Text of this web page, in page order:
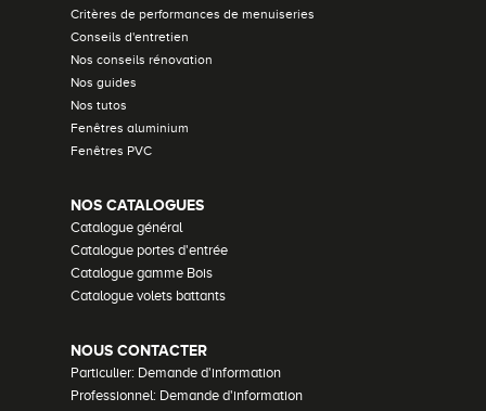
Critères de performances de menuiseries
Conseils d'entretien
Nos conseils rénovation
Nos guides
Nos tutos
Fenêtres aluminium
Fenêtres PVC
NOS CATALOGUES
Catalogue général
Catalogue portes d'entrée
Catalogue gamme Bois
Catalogue volets battants
NOUS CONTACTER
Particulier: Demande d'information
Professionnel: Demande d'information